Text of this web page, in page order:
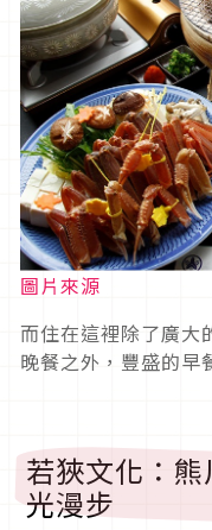
圖片來源
而住在這裡除了廣大
晚餐之外，豐盛的早
若狹文化：
光漫步